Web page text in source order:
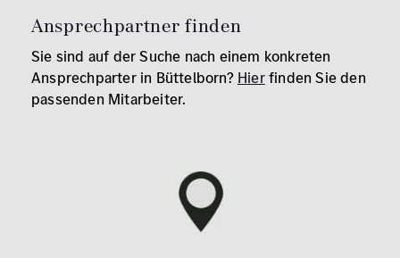
Ansprechpartner finden
Sie sind auf der Suche nach einem konkreten
Ansprechparter in Büttelborn? Hierfinden Sie den
passenden Mitarbeiter.